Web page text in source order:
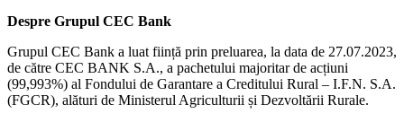
Despre Grupul CEC Bank
Grupul CEC Bank a luat ființă prin preluarea, la data de 27.07.2023,
de către CEC BANK S.A., a pachetului majoritar de acțiuni
(99,993%) al Fondului de Garantare a Creditului Rural – I.F.N. S.A.
(FGCR), alături de Ministerul Agriculturii și Dezvoltării Rurale.